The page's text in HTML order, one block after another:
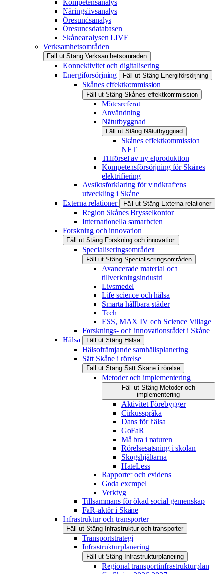
Kompetensanalys
Näringslivsanalys
Öresundsanalys
Öresundsdatabasen
Skåneanalysen LIVE
Verksamhetsområden
Fäll ut Stäng Verksamhetsområden
Konnektivitet och digitalisering
Energiförsörjning
Fäll ut Stäng Energiförsörjning
Skånes effektkommission
Fäll ut Stäng Skånes effektkommission
Mötesreferat
Användning
Nätutbyggnad
Fäll ut Stäng Nätutbyggnad
Skånes effektkommission
NET
Tillförsel av ny elproduktion
Kompetensförsörjning för Skånes
elektrifiering
Avsiktsförklaring för vindkraftens
utveckling i Skåne
Externa relationer
Fäll ut Stäng Externa relationer
Region Skånes Brysselkontor
Internationella samarbeten
Forskning och innovation
Fäll ut Stäng Forskning och innovation
Specialiseringsområden
Fäll ut Stäng Specialiseringsområden
Avancerade material och
tillverkningsindustri
Livsmedel
Life science och hälsa
Smarta hållbara städer
Tech
ESS, MAX IV och Science Village
Forsknings- och innovationsrådet i Skåne
Hälsa
Fäll ut Stäng Hälsa
Hälsofrämjande samhällsplanering
Sätt Skåne i rörelse
Fäll ut Stäng Sätt Skåne i rörelse
Metoder och implementering
Fäll ut Stäng Metoder och
implementering
Aktivitet Förebygger
Cirkusspråka
Dans för hälsa
GoFaR
Må bra i naturen
Rörelsesatsning i skolan
Skogshjältarna
HateLess
Rapporter och evidens
Goda exempel
Verktyg
Tillsammans för ökad social gemenskap
FaR-aktör i Skåne
Infrastruktur och transporter
Fäll ut Stäng Infrastruktur och transporter
Transportstrategi
Infrastrukturplanering
Fäll ut Stäng Infrastrukturplanering
Regional transportinfrastrukturplan